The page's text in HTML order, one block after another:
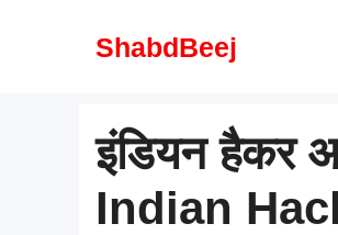
ShabdBeej
इंडियन हैकर
Indian